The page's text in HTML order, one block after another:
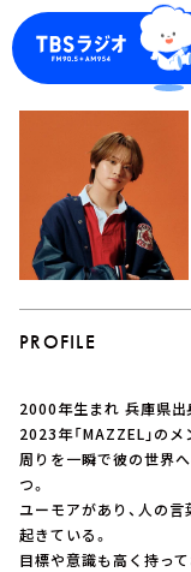
マイページ
ログイン
今日の番組
週間番組表
TBS
お知らせ
PROFILE
2000年生まれ 兵庫県出
2023年「MAZZEL」の
周りを一瞬で彼の世界
つ。
ユーモアがあり、人の
起きている。
目標や意識も高く持っ